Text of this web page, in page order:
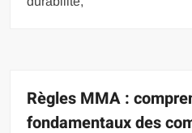
Règles MMA :
fondamentaux des